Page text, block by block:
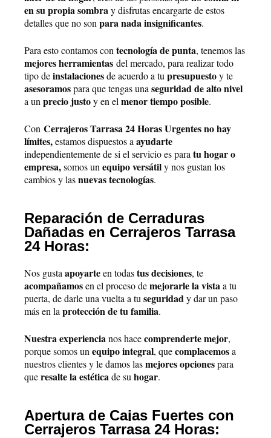
en su propia sombra y disfrutas encargarte de estos
detalles que no son para nada insignificantes.
Para esto contamos con tecnología de punta, tenemos las
mejores herramientas del mercado, para realizar todo
tipo deinstalacionesde acuerdo a tu presupuestoy te
asesoramospara que tengas una seguridad de alto nivel
a un precio justoy en el menor tiempo posible.
Con Cerrajeros Tarrasa 24 Horas Urgentes no hay
límites,estamos dispuestos a ayudarte
independientemente de si el servicio es para tu hogar o
empresa,somos un equipo versátily nos gustan los
cambios y lasnuevas tecnologías.
Reparación de Cerraduras
Dañadas en Cerrajeros Tarrasa
24 Horas:
Nos gusta apoyarteen todastus decisiones, te
acompañamosen el proceso demejorarle la vista a tu
puerta, de darle una vuelta a tu seguridad y dar un paso
más en la protección de tu familia.
Nuestra experiencia nos hacecomprenderte mejor,
porque somos un equipo integral, quecomplacemosa
nuestros clientes y le damos lasmejores opcionespara
queresalte la estética de su hogar.
Apertura de Cajas Fuertes con
Cerrajeros Tarrasa 24 Horas: